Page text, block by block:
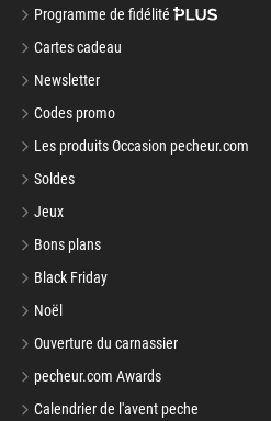
Programme de fidélité
Cartes cadeau
Newsletter
Codes promo
Les produits Occasion pecheur.com
Soldes
Jeux
Bons plans
Black Friday
Noël
Ouverture du carnassier
pecheur.com Awards
Calendrier de l'avent peche